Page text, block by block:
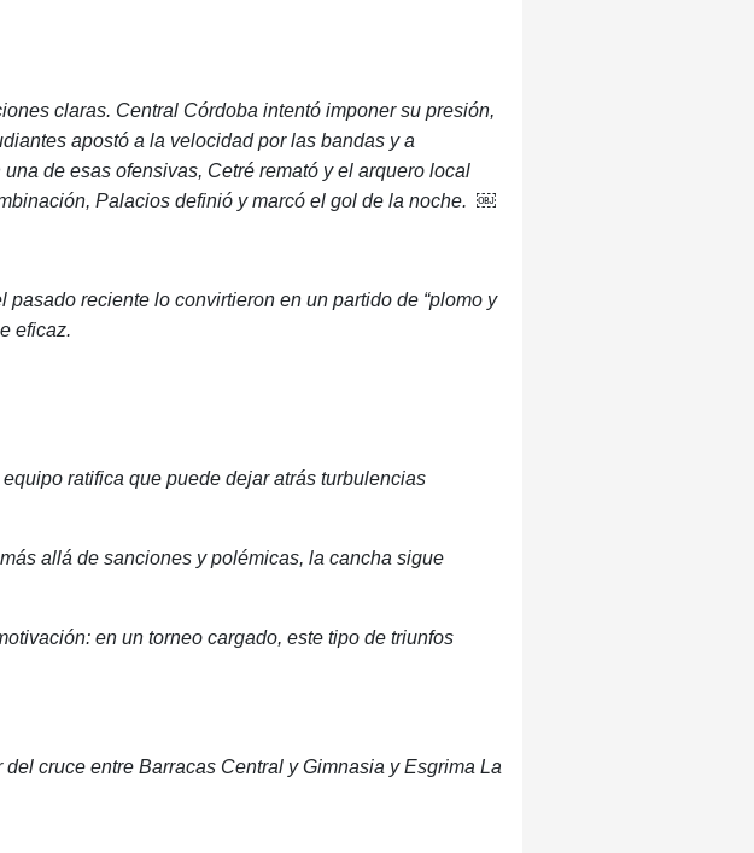
claras. Central Córdoba intentó imponer su presión,
apostó a la velocidad por las bandas y a
de esas ofensivas, Cetré remató y el arquero local
Palacios definió y marcó el gol de la noche. ￼
reciente lo convirtieron en un partido de “plomo y
eficaz.
que puede dejar atrás turbulencias
sanciones y polémicas, la cancha sigue
en un torneo cargado, este tipo de triunfos
cruce entre Barracas Central y Gimnasia y Esgrima La